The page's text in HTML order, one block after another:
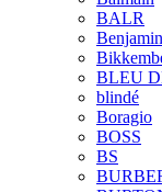
BALR
BLEU
blindé
Boragio
BOSS
BS